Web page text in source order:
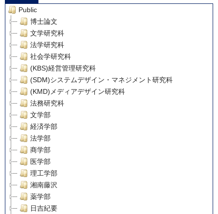
Public
博士論文
文学研究科
法学研究科
社会学研究科
(KBS)経営管理研究科
(SDM)システムデザイン・マネジメント研究科
(KMD)メディアデザイン研究科
法務研究科
文学部
経済学部
法学部
商学部
医学部
理工学部
湘南藤沢
薬学部
日吉紀要